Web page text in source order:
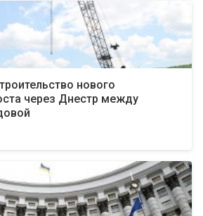
нового
через Днестр между